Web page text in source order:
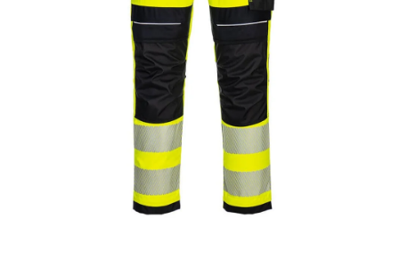
Chránená dielňa
Pre firmy
Doprava, platba a zľavy
Potlač lôg
Formulár na výmenu tovaru
Kto sme
Reklamačný poriadok
Formulár na vrátenie tovaru /odstúpenie od zmluvy
Obchodné podmienky
Zásady ochrany osobných údajov
Pravidlá a nastavenia cookies
Moja objednávka